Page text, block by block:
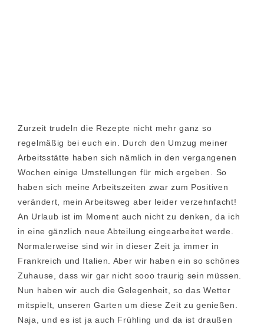
Zurzeit trudeln die Rezepte nicht mehr ganz so
regelmäßig bei euch ein. Durch den Umzug meiner
Arbeitsstätte haben sich nämlich in den vergangenen
Wochen einige Umstellungen für mich ergeben. So
haben sich meine Arbeitszeiten zwar zum Positiven
verändert, mein Arbeitsweg aber leider verzehnfacht!
An Urlaub ist im Moment auch nicht zu denken, da ich
in eine gänzlich neue Abteilung eingearbeitet werde.
Normalerweise sind wir in dieser Zeit ja immer in
Frankreich und Italien. Aber wir haben ein so schönes
Zuhause, dass wir gar nicht sooo traurig sein müssen.
Nun haben wir auch die Gelegenheit, so das Wetter
mitspielt, unseren Garten um diese Zeit zu genießen.
Naja, und es ist ja auch Frühling und da ist draußen